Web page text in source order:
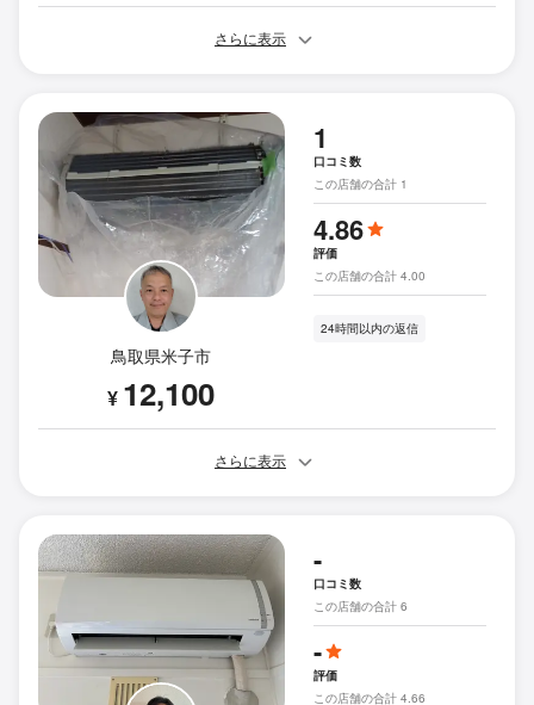
さらに表示
鳥取県米子市
¥ 12,100
1
口コミ数
この店舗の合計 1
4.86
評価
この店舗の合計 4.00
24時間以内の返信
さらに表示
-
口コミ数
この店舗の合計 6
-
評価
この店舗の合計 4.66